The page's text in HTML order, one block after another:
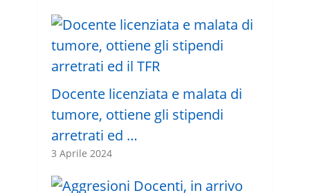
Docente licenziata e malata di
tumore, ottiene gli stipendi
arretrati ed …
3 Aprile 2024